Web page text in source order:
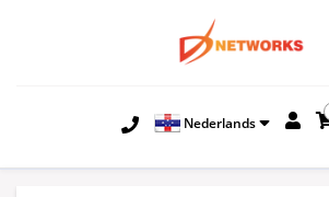
Nederlands